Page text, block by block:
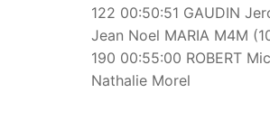
122 00:50:51 GAUDIN
Jean Noel MARIA M4M
190 00:55:00 ROBERT
Nathalie Morel